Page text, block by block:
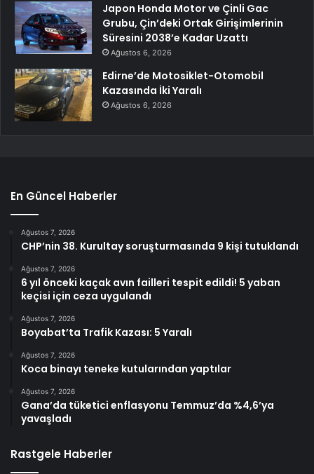
Japon Honda Motor ve Çinli Gac
Grubu, Çin’deki Ortak Girişimlerinin
Süresini 2038’e Kadar Uzattı
Ağustos 6, 2026
Edirne’de Motosiklet-Otomobil
Kazasında İki Yaralı
Ağustos 6, 2026
En Güncel Haberler
Ağustos 7, 2026
CHP’nin 38. Kurultay soruşturmasında 9 kişi tutuklandı
Ağustos 7, 2026
6 yıl önceki kaçak avın failleri tespit edildi! 5 yaban
keçisi için ceza uygulandı
Ağustos 7, 2026
Boyabat’ta Trafik Kazası: 5 Yaralı
Ağustos 7, 2026
Koca binayı teneke kutularından yaptılar
Ağustos 7, 2026
Gana’da tüketici enflasyonu Temmuz’da %4,6’ya
yavaşladı
Rastgele Haberler